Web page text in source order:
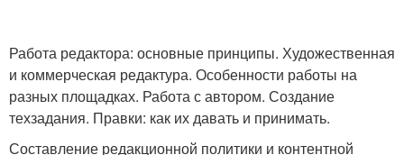
Работа редактора: основные принципы. Художественная
и коммерческая редактура. Особенности работы на
разных площадках. Работа с автором. Создание
техзадания. Правки: как их давать и принимать.
Составление редакционной политики и контентной